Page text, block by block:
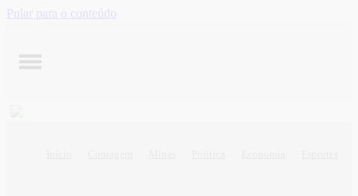
Pular para o conteúdo